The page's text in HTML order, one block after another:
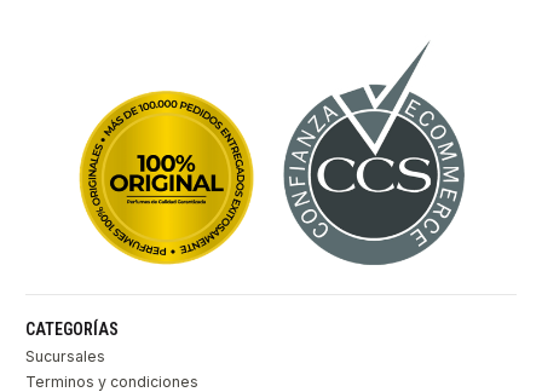
CATEGORÍAS
Sucursales
Terminos y condiciones